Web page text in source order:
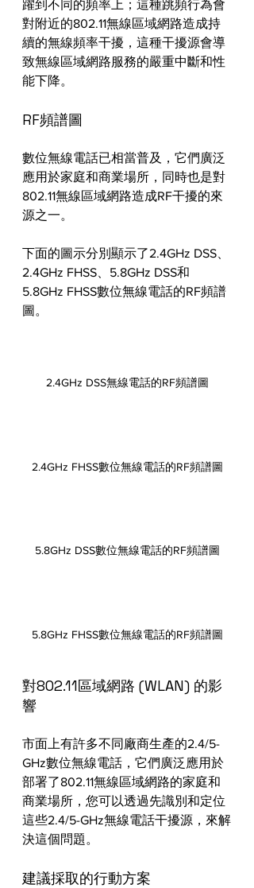
躍到不同的頻率上；這種跳頻行為會
對附近的802.11無線區域網路造成持
續的無線頻率干擾，這種干擾源會導
致無線區域網路服務的嚴重中斷和性
能下降。
RF頻譜圖
數位無線電話已相當普及，它們廣泛
應用於家庭和商業場所，同時也是對
802.11無線區域網路造成RF干擾的來
源之一。
下面的圖示分別顯示了2.4GHz DSS、
2.4GHz FHSS、5.8GHz DSS和
5.8GHz FHSS數位無線電話的RF頻譜
圖。
2.4GHz DSS無線電話的RF頻譜圖
2.4GHz FHSS數位無線電話的RF頻譜圖
5.8GHz DSS數位無線電話的RF頻譜圖
5.8GHz FHSS數位無線電話的RF頻譜圖
對802.11區域網路 (WLAN) 的影
響
市面上有許多不同廠商生產的2.4/5-
GHz數位無線電話，它們廣泛應用於
部署了802.11無線區域網路的家庭和
商業場所，您可以透過先識別和定位
這些2.4/5-GHz無線電話干擾源，來解
決這個問題。
建議採取的行動方案